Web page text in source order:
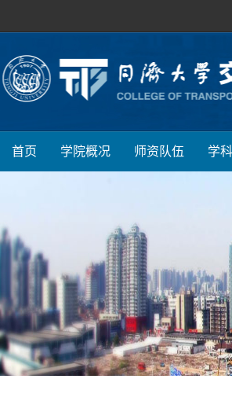
首页 学院概况 师资队伍 学